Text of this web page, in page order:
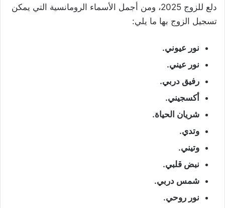
دلع للزوج 2025، ومن أجمل الأسماء الرومانسية التي يمكن
تسجيل الزوج بها ما يلي:
نور عيوني.
نور عيني.
رفيق دربي.
أكسجيني.
شريان الحياة.
وتدي.
وتيني.
نبض قلبي.
شمس دربي.
نور روحي.